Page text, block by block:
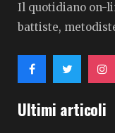
Il quotidiano on-
battiste,
Ultimi articoli